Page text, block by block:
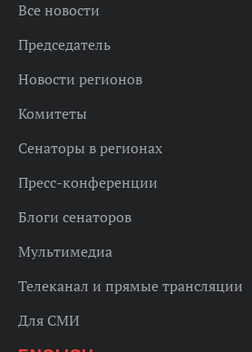
Все новости
Председатель
Новости регионов
Комитеты
Сенаторы в регионах
Пресс-конференции
Блоги сенаторов
Мультимедиа
Телеканал и прямые трансляции
Для СМИ